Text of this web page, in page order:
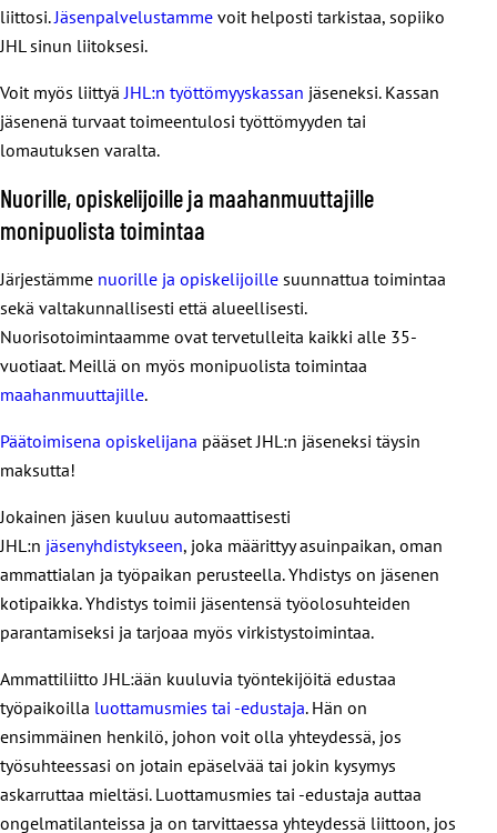
liittosi. Jäsenpalvelustamme voit helposti tarkistaa, sopiiko
JHL sinun liitoksesi.
Voit myös liittyä JHL:n työttömyyskassan jäseneksi. Kassan
jäsenenä turvaat toimeentulosi työttömyyden tai
lomautuksen varalta.
Nuorille, opiskelijoille ja maahanmuuttajille
monipuolista toimintaa
Järjestämme nuorille ja opiskelijoille suunnattua toimintaa
sekä valtakunnallisesti että alueellisesti.
Nuorisotoimintaamme ovat tervetulleita kaikki alle 35-
vuotiaat. Meillä on myös monipuolista toimintaa
maahanmuuttajille.
Päätoimisena opiskelijana pääset JHL:n jäseneksi täysin
maksutta!
Jokainen jäsen kuuluu automaattisesti
JHL:n jäsenyhdistykseen, joka määrittyy asuinpaikan, oman
ammattialan ja työpaikan perusteella. Yhdistys on jäsenen
kotipaikka. Yhdistys toimii jäsentensä työolosuhteiden
parantamiseksi ja tarjoaa myös virkistystoimintaa.
Ammattiliitto JHL:ään kuuluvia työntekijöitä edustaa
työpaikoilla luottamusmies tai -edustaja. Hän on
ensimmäinen henkilö, johon voit olla yhteydessä, jos
työsuhteessasi on jotain epäselvää tai jokin kysymys
askarruttaa mieltäsi. Luottamusmies tai -edustaja auttaa
ongelmatilanteissa ja on tarvittaessa yhteydessä liittoon, jos